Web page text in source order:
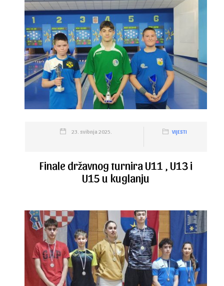
23. svibnja 2025. VIJESTI
Finale državnog turnira U11 , U13 i
U15 u kuglanju